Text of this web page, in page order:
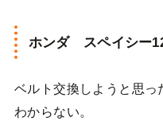
ホンダ スペイシー
ベルト交換しようと思
わからない。